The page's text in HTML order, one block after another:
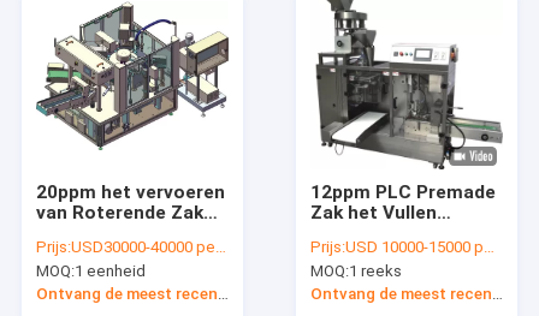
20ppm het vervoeren
van Roterende Zak
Premade-de
Vloeistof van de Zak
Verpakkende
Prijs:USD30000-40000 per set
MOQ:1 eenheid
Ontvang de meest recente Prijs
12ppm PLC Premade
Zak het Vullen
OPP verpakken
Prijs:USD 10000-15000 per set
MOQ:1 reeks
Ontvang de meest recente Prijs